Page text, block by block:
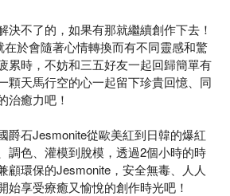
決不了的，如果有那就繼續創作下去！
於會隨著心情轉換而有不同靈感和驚
累時，不妨和三五好友一起回歸簡單有
顆天馬行空的心一起留下珍貴回憶、同
治癒力吧！
爵石Jesmonite從歐美紅到日韓的爆紅
調色、灌模到脫模，透過2個小時的時
顧環保的Jesmonite，安全無毒、人人
始享受療癒又愉悅的創作時光吧！